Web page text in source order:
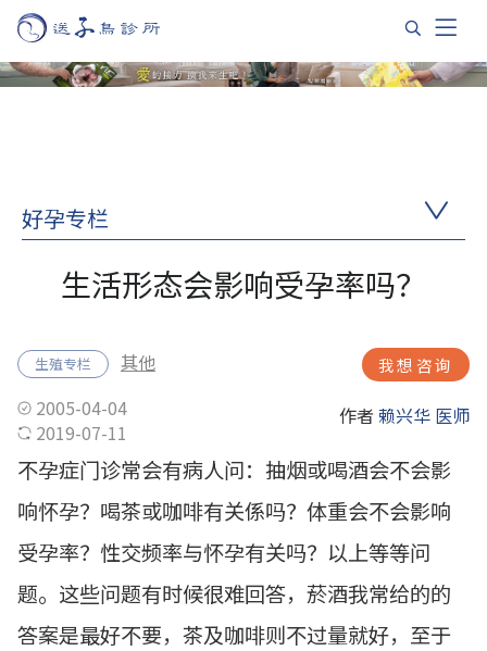
好孕专栏
生活形态会影响受孕率吗？
生殖专栏 其他 我想咨询
2005-04-04
2019-07-11
作者 赖兴华 医师
不孕症门诊常会有病人问：抽烟或喝酒会不会影
响怀孕？喝茶或咖啡有关係吗？体重会不会影响
受孕率？性交频率与怀孕有关吗？以上等等问
题。这些问题有时候很难回答，菸酒我常给的的
答案是最好不要，茶及咖啡则不过量就好，至于